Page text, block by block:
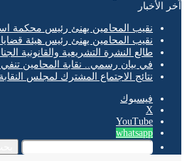
آخر الأخبار
نقيب المحامين يهنئ رئيس محكمة
نقيب المحامين يهنئ رئيس هيئة قضايا
طالع النشرة التشريعية والقانونية الجنائية لشهر يناير 2025 الصادرة عن
في بيان رسمي.. نقابة المحامين تنفي
نتائج الاجتماع المشترك لمجلس
فيسبوك
‫X
‫YouTube
whatsapp